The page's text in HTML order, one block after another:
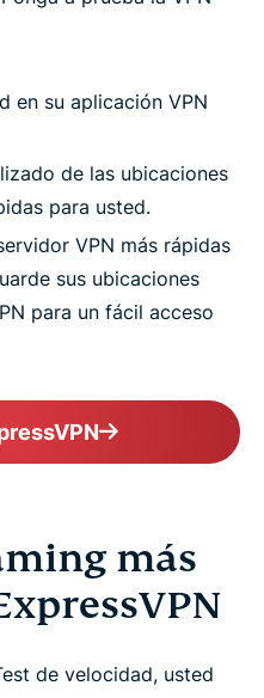
en su aplicación VPN
de las ubicaciones
para usted.
VPN más rápidas
sus ubicaciones
para un fácil acceso
más
de velocidad, usted